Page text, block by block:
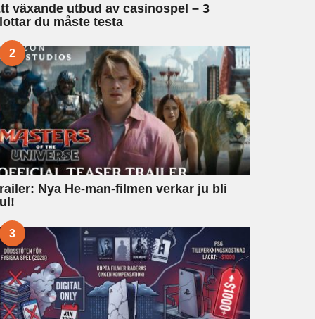
växande utbud av casinospel – 3
du måste testa
2
Nya He-man-filmen verkar ju bli
3